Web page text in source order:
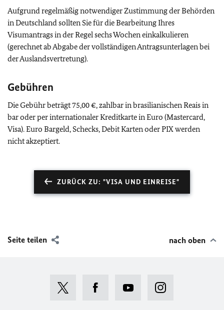
Aufgrund regelmäßig notwendiger Zustimmung der Behörden
in Deutschland sollten Sie für die Bearbeitung Ihres
Visumantrags in der Regel sechs Wochen einkalkulieren
(gerechnet ab Abgabe der vollständigen Antragsunterlagen bei
der Auslandsvertretung).
Gebühren
Die Gebühr beträgt 75,00 €, zahlbar in brasilianischen Reais in
bar oder per internationaler Kreditkarte in Euro (Mastercard,
Visa). Euro Bargeld, Schecks, Debit Karten oder PIX werden
nicht akzeptiert.
ZURÜCK ZU: "VISA UND EINREISE"
Seite teilen nach oben